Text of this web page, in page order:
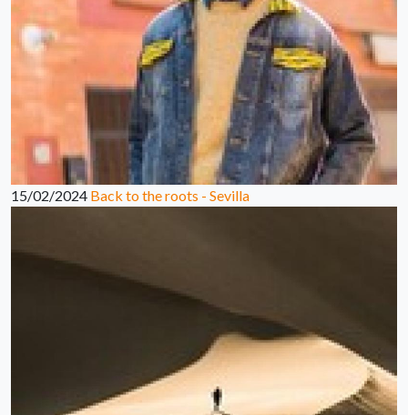
15/02/2024 Back to the roots - Sevilla